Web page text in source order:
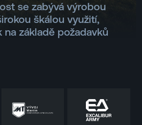
se zabývá výrobou
škálou využití,
na základě požadavků